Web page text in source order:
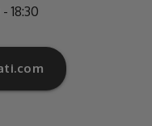
18:30